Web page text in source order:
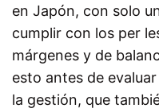
en Japón, con solo
cumplir con los per
márgenes y de
esto antes de
la gestión, que